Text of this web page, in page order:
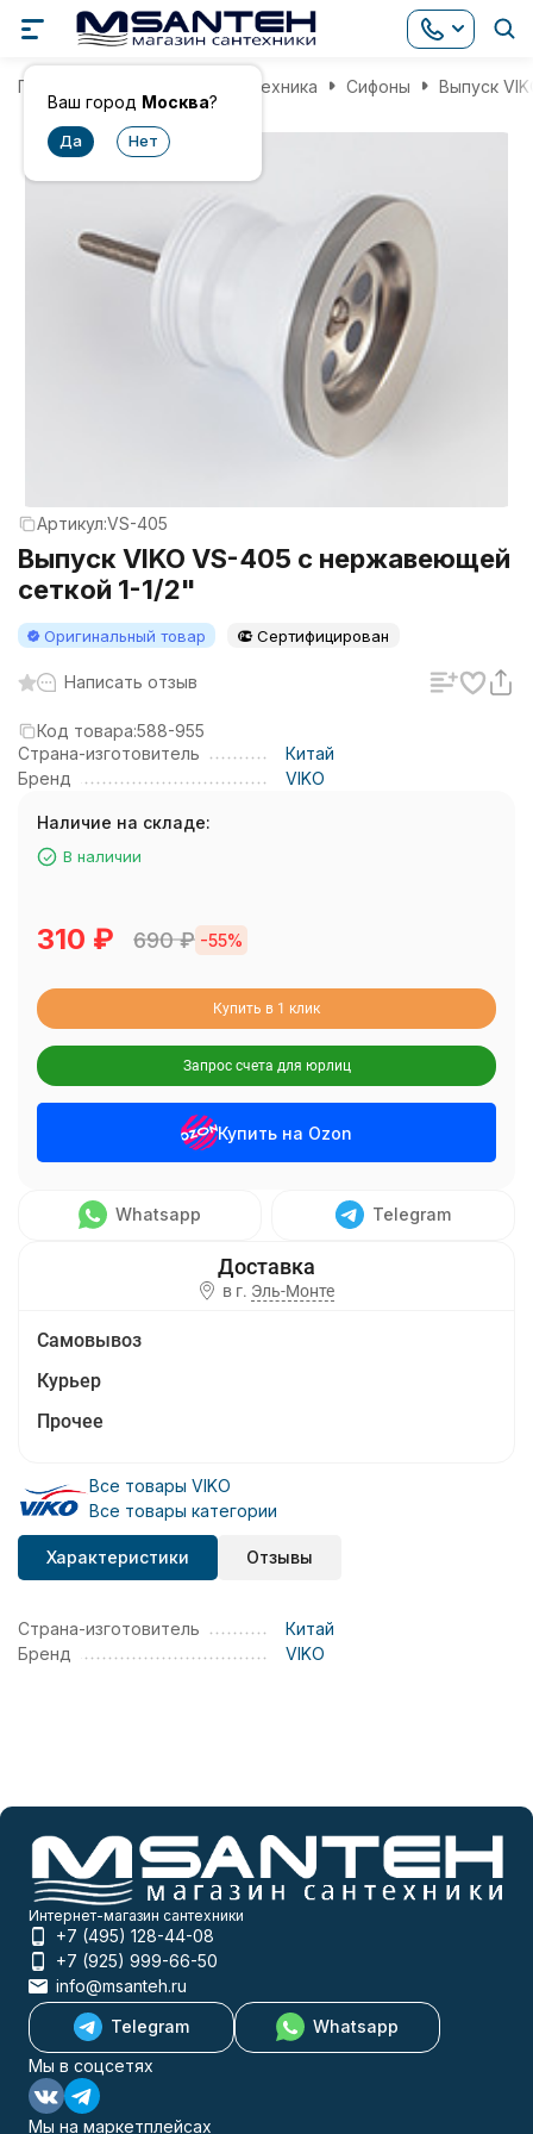
Ваш город Москва?
Главная Инженерная сантехника Сифоны Выпуск
Артикул:VS-405
Выпуск VIKO VS-405 с нержавеющей
сеткой 1-1/2"
Оригинальный товар Сертифицирован
Написать отзыв
Код товара:588-955
Страна-изготовитель
Китай
Бренд
VIKO
Наличие на складе:
В наличии
310 ₽ 690₽ -55%
Купить в 1 клик
Запрос счета для юрлиц
Купить на Ozon
Whatsapp Telegram
в г. Эль-Монте
Самовывоз
Курьер
Прочее
Все товары VIKO
Все товары категории
Характеристики Отзывы
Страна-изготовитель
Китай
Бренд
VIKO
Интернет-магазин сантехники
+7 (495) 128-44-08
+7 (925) 999-66-50
info@msanteh.ru
Telegram
Whatsapp
Мы в соцсетях
Мы на маркетплейсах